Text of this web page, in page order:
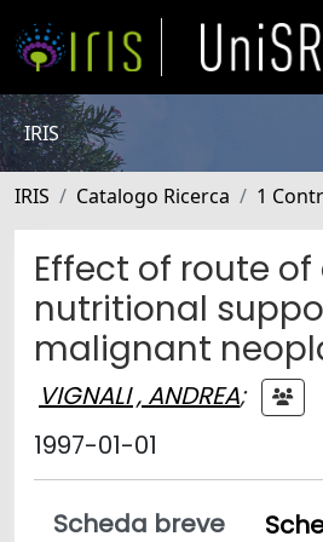
IRIS
IRIS Catalogo Ricerca 1
Effect of route
nutritional
malignant
VIGNALI , ANDREA;
1997-01-01
Scheda breve